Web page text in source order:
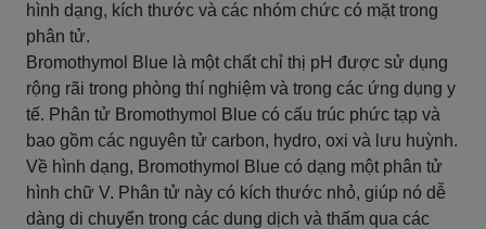
hình dạng, kích thước và các nhóm chức có mặt trong
phân tử.
Bromothymol Blue là một chất chỉ thị pH được sử dụng
rộng rãi trong phòng thí nghiệm và trong các ứng dụng y
tế. Phân tử Bromothymol Blue có cấu trúc phức tạp và
bao gồm các nguyên tử carbon, hydro, oxi và lưu huỳnh.
Về hình dạng, Bromothymol Blue có dạng một phân tử
hình chữ V. Phân tử này có kích thước nhỏ, giúp nó dễ
dàng di chuyển trong các dung dịch và thấm qua các